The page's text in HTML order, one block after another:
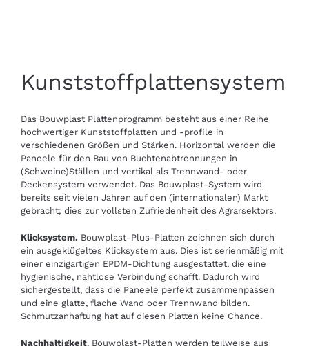
Kunststoffplattensystem
Das Bouwplast Plattenprogramm besteht aus einer Reihe
hochwertiger Kunststoffplatten und -profile in
verschiedenen Größen und Stärken. Horizontal werden die
Paneele für den Bau von Buchtenabtrennungen in
(Schweine)Ställen und vertikal als Trennwand- oder
Deckensystem verwendet. Das Bouwplast-System wird
bereits seit vielen Jahren auf den (internationalen) Markt
gebracht; dies zur vollsten Zufriedenheit des Agrarsektors.
Klicksystem. Bouwplast-Plus-Platten zeichnen sich durch
ein ausgeklügeltes Klicksystem aus. Dies ist serienmäßig mit
einer einzigartigen EPDM-Dichtung ausgestattet, die eine
hygienische, nahtlose Verbindung schafft. Dadurch wird
sichergestellt, dass die Paneele perfekt zusammenpassen
und eine glatte, flache Wand oder Trennwand bilden.
Schmutzanhaftung hat auf diesen Platten keine Chance.
Nachhaltigkeit. Bouwplast-Platten werden teilweise aus